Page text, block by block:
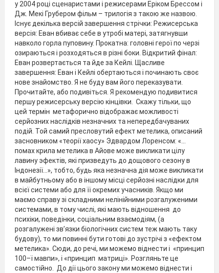
у 2004 році сценаристами і режисерами Еріком Брессом і
Дж. Мекі Грубером фільм – трилогія з такою же назвою.
Існує декілька версій завершення стрічки: Режисерська
версія: Еван вбиває себе в утробі матері, затягнувши
навколо горла пуповину. Прокатна: головні герої по черзі
озираються і розходяться в різні боки. Відкритий фінал:
Еван розвертається та йде за Кейлі. Щасливе
завершення: Еван і Кейлі обертаються і починають своє
нове знайомство. Я не буду вам його переказувати.
Прочитайте, або подивіться. Я рекомендую подивитися
першу режисерську версію кінцівки. Скажу тільки, що
цей термін метафорично відображає можливості
серйозних наслідків незначних та непередбачуваних
подій. Той самий пресловутий ефект метелика, описаний
засновником «теорії хаосу» Эдвардом Лоренсом: «…
помах крила метелика в Айове може викликати цілу
лавину эфектів, які призведуть до дощового сезону в
Індонезії…», тобто, будь яка незначна дія може викликати
в майбутньому або в іншому місці серйозні наслідки для
всієї системи або для її окремих учасників. Якщо ми
маємо справу зі складними нелінійними розгалуженими
системами, в тому числі, які мають відношення до
психіки, поведінки, соціальним взаємодіям, (а
розгалужені зв’язки біологічних систем теж мають таку
будову), то ми повинні бути готові до зустрічі з «ефектом
метелика». Сюди, до речі, ми можемо віднести і «принцип
100–ї мавпи», і «принцип матриці». Розгляньте це
самостійно. До дії цього закону ми можемо віднести і